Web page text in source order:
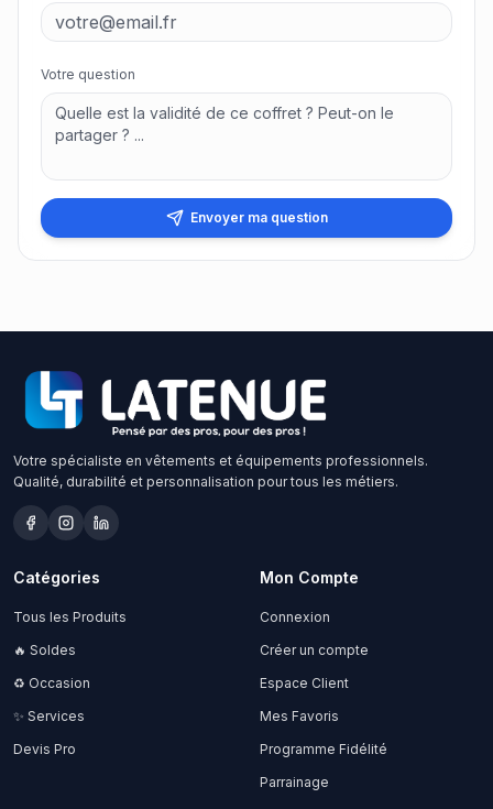
Votre question
Envoyer ma question
Votre spécialiste en vêtements et équipements professionnels.
Qualité, durabilité et personnalisation pour tous les métiers.
Catégories
Tous les Produits
🔥 Soldes
♻️ Occasion
✨ Services
Devis Pro
Mon Compte
Connexion
Créer un compte
Espace Client
Mes Favoris
Programme Fidélité
Parrainage